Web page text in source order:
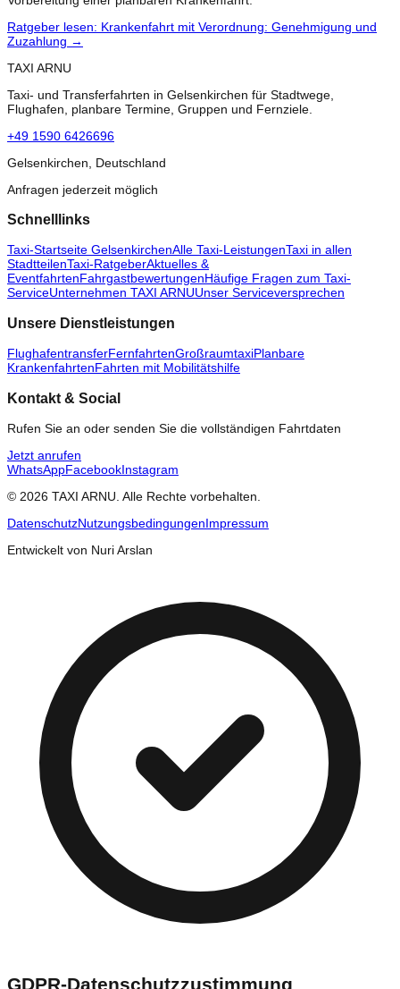
Ratgeber lesen: Krankenfahrt mit Verordnung: Genehmigung und
Zuzahlung →
TAXI ARNU
Taxi- und Transferfahrten in Gelsenkirchen für Stadtwege,
Flughafen, planbare Termine, Gruppen und Fernziele.
+49 1590 6426696
Gelsenkirchen, Deutschland
Anfragen jederzeit möglich
Schnelllinks
Taxi-Startseite GelsenkirchenAlle Taxi-LeistungenTaxi in allen
StadtteilenTaxi-RatgeberAktuelles &
EventfahrtenFahrgastbewertungenHäufige Fragen zum Taxi-
ServiceUnternehmen TAXI ARNUUnser Serviceversprechen
Unsere Dienstleistungen
FlughafentransferFernfahrtenGroßraumtaxiPlanbare
KrankenfahrtenFahrten mit Mobilitätshilfe
Kontakt & Social
Rufen Sie an oder senden Sie die vollständigen Fahrtdaten
Jetzt anrufen
WhatsAppFacebookInstagram
© 2026 TAXI ARNU. Alle Rechte vorbehalten.
DatenschutzNutzungsbedingungenImpressum
Entwickelt von Nuri Arslan
GDPR-Datenschutzzustimmung